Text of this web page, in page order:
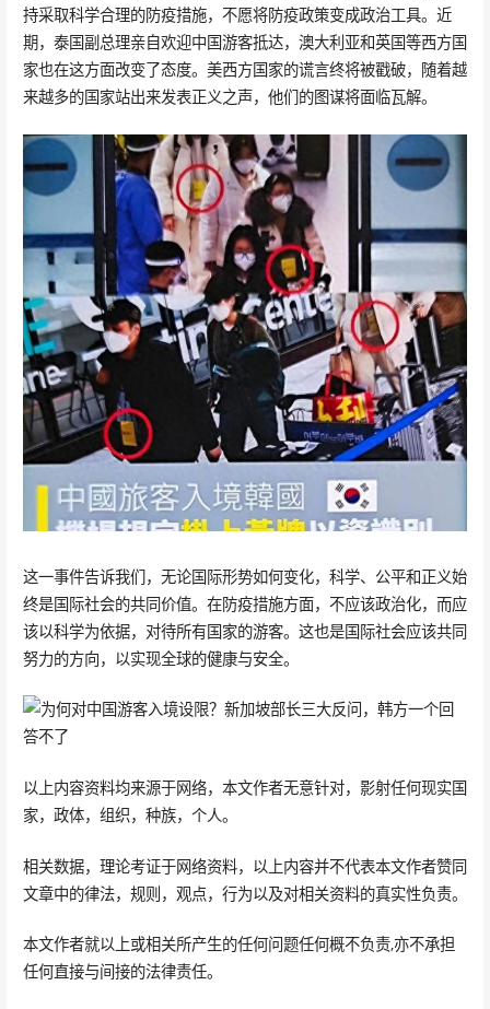
持采取科学合理的防疫措施，不愿将防疫政策变成政治工具。近
期，泰国副总理亲自欢迎中国游客抵达，澳大利亚和英国等西方国
家也在这方面改变了态度。美西方国家的谎言终将被戳破，随着越
来越多的国家站出来发表正义之声，他们的图谋将面临瓦解。
这一事件告诉我们，无论国际形势如何变化，科学、公平和正义始
终是国际社会的共同价值。在防疫措施方面，不应该政治化，而应
该以科学为依据，对待所有国家的游客。这也是国际社会应该共同
努力的方向，以实现全球的健康与安全。
以上内容资料均来源于网络，本文作者无意针对，影射任何现实国
家，政体，组织，种族，个人。
相关数据，理论考证于网络资料，以上内容并不代表本文作者赞同
文章中的律法，规则，观点，行为以及对相关资料的真实性负责。
本文作者就以上或相关所产生的任何问题任何概不负责,亦不承担
任何直接与间接的法律责任。